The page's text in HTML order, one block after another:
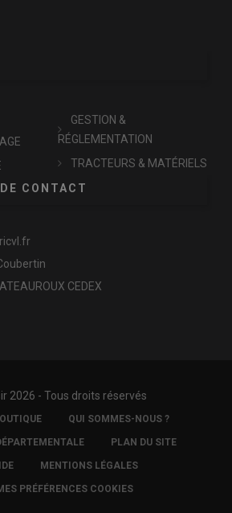
GESTION &
RÉGLEMENTATION
TRACTEURS & MATÉRIELS
CONTACT
CEDEX
2026 - Tous droits réservés
QUI SOMMES-NOUS ?
PLAN DU SITE
MENTIONS LÉGALES
PRÉFÉRENCES COOKIES